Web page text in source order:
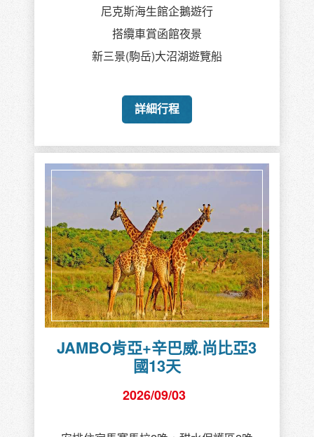
尼克斯海生館企鵝遊行
搭纜車賞函館夜景
新三景(駒岳)大沼湖遊覽船
詳細行程
JAMBO肯亞+辛巴威.尚比亞3
國13天
2026/09/03